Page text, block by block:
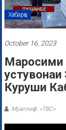
Хабарҳо
October 16, 2023
Маросими
Куруши
Муаллиф: «ТВС»